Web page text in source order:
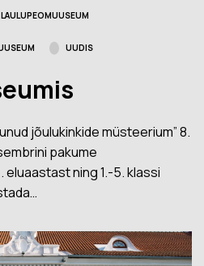
LAULUPEOMUUSEUM
UUDIS
jõulukinkide müsteerium” 8.
pakume
ning 1.-5. klassi